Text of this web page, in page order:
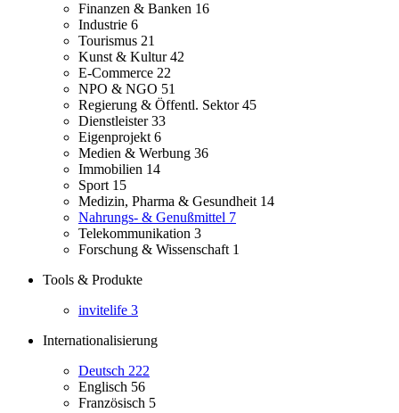
Finanzen & Banken 16
Industrie 6
Tourismus 21
Kunst & Kultur42
E-Commerce 22
NPO & NGO 51
Regierung & Öffentl. Sektor45
Dienstleister33
Eigenprojekt 6
Medien & Werbung 36
Immobilien 14
Sport 15
Medizin, Pharma & Gesundheit 14
Nahrungs- & Genußmittel 7
Telekommunikation 3
Forschung & Wissenschaft 1
Tools & Produkte
invitelife 3
Internationalisierung
Deutsch 222
Englisch 56
Französisch 5